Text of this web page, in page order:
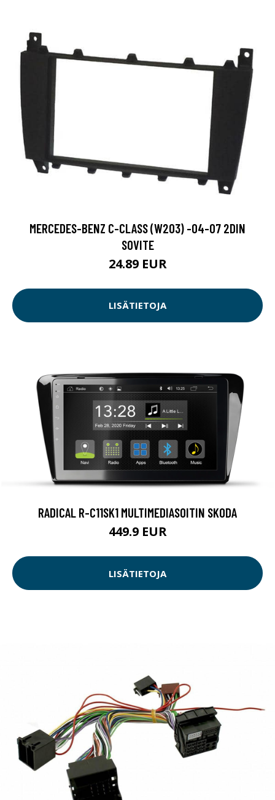
MERCEDES-BENZ C-CLASS (W203) -04-07 2DIN
SOVITE
24.89 EUR
LISÄTIETOJA
RADICAL R-C11SK1 MULTIMEDIASOITIN SKODA
449.9 EUR
LISÄTIETOJA